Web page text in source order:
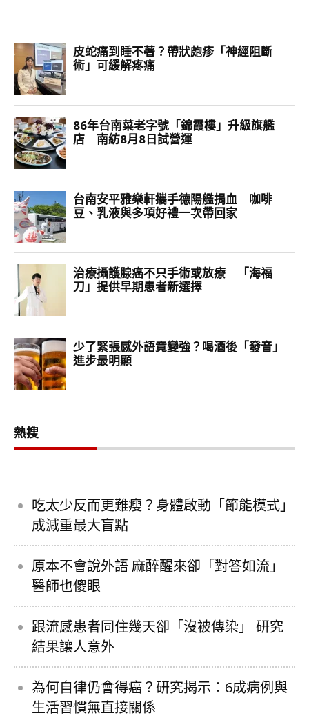
熱搜
吃太少反而更難瘦？身體啟動「節能模式」
成減重最大盲點
原本不會說外語 麻醉醒來卻「對答如流」
醫師也傻眼
跟流感患者同住幾天卻「沒被傳染」 研究
結果讓人意外
為何自律仍會得癌？研究揭示：6成病例與
生活習慣無直接關係